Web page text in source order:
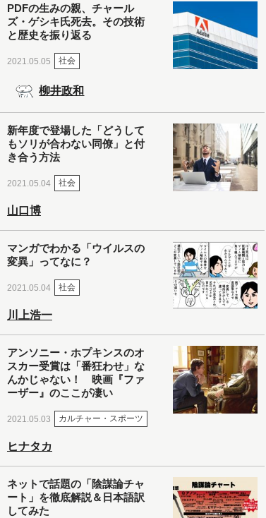
PDFの生みの親、チャール
ズ・ゲシキ氏死去。その技術
と歴史を振り返る
2021.05.05 社会
柳井政和
新年度で登場した「どうして
もソリが合わない同僚」と付
き合う方法
2021.05.04 社会
山口博
マンガでわかる「ウイルスの
変異」ってなに？
2021.05.04 社会
川上浩一
アンソニー・ホプキンスのオ
スカー受賞は「番狂わせ」な
んかじゃない！ 映画『ファ
ーザー』のここが凄い
2021.05.03 カルチャー・スポーツ
ヒナタカ
ネットで話題の「陰謀論チャ
ート」を徹底解説＆日本語訳
してみた